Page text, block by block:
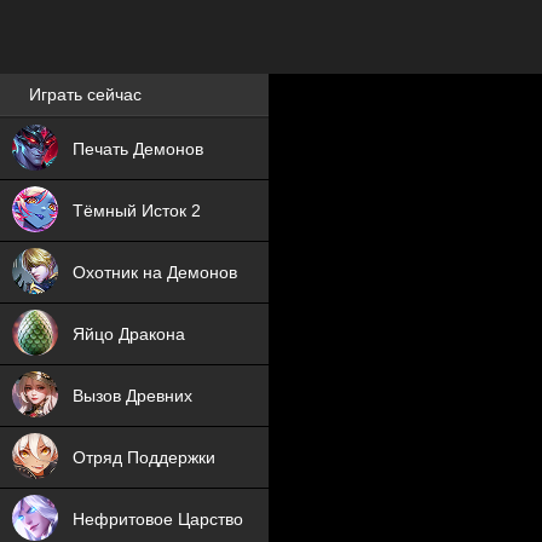
Лучшие игры онлайн
Играть сейчас
Печать Демонов
NEW
Тёмный Исток 2
NEW
Охотник на Демонов
ХИТ
Яйцо Дракона
NEW
Вызов Древних
ХИТ
Отряд Поддержки
ХИТ
Нефритовое Царство